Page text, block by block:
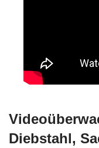
Diebstahl,